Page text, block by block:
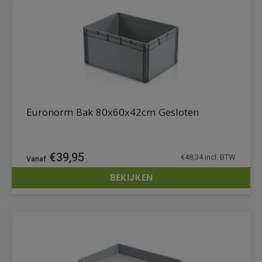
DETAILS
Euronorm Bak 80x60x42cm Gesloten
€39,95 €48,34 incl. BTW
BEKIJKEN